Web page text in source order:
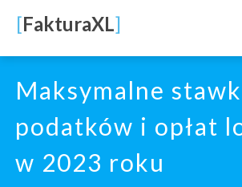
main
content
[FakturaXL]
Maksymalne
podatków i opłat
w 2023 roku